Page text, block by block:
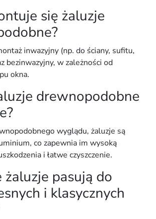
się żaluzje
inwazyjny (np. do ściany, sufitu,
bezinwazyjny, w zależności od
okna.
drewnopodobne
wyglądu, żaluzje są
, co zapewnia im wysoką
i łatwe czyszczenie.
żaluzje pasują do
i klasycznych